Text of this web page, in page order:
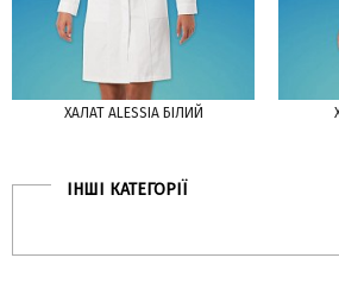
ХАЛАТ ALESSIA БІЛИЙ
ІНШІ КАТЕГОРІЇ